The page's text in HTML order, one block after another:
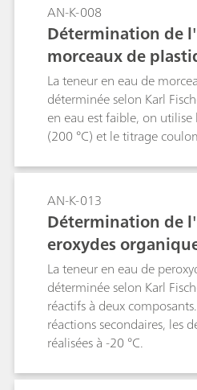
AN-K-008
Détermination de
morceaux de
La teneur en eau de
déterminée selon Karl
en eau est faible, on
(200 °C) et le titrage
AN-K-013
Détermination de
eroxydes
La teneur en eau de
déterminée selon Karl
réactifs à deux
réactions secondaires, les
réalisées à -20 °C.